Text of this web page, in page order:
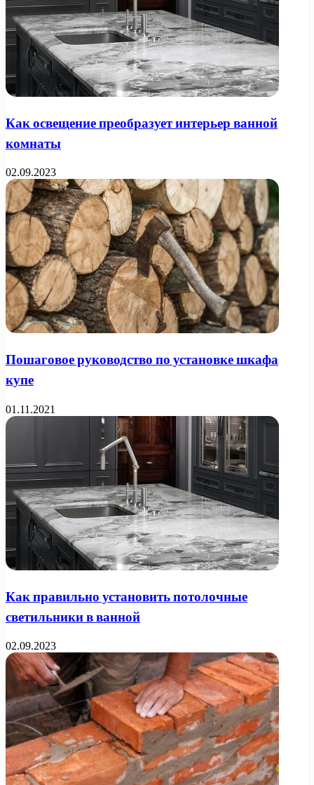
Как освещение преобразует интерьер ванной
комнаты
02.09.2023
Пошаговое руководство по установке шкафа
купе
01.11.2021
Как правильно установить потолочные
светильники в ванной
02.09.2023